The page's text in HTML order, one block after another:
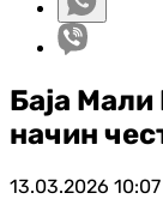
Баја
начин
13.03.2026 10:07